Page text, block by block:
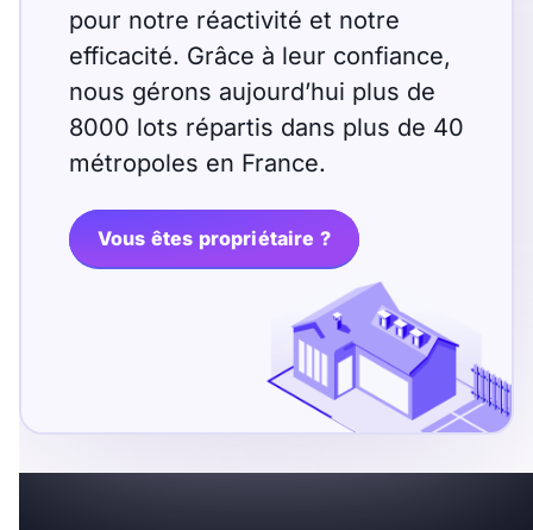
Studio T1 T1 bis
T3 T4 T5
T7 T8 T9
T13 T14 T15
m2
m2
pour notre réactivité et notre
efficacité. Grâce à leur confiance,
nous gérons aujourd’hui plus de
8000 lots répartis dans plus de 40
métropoles en France.
Vous êtes propriétaire ?